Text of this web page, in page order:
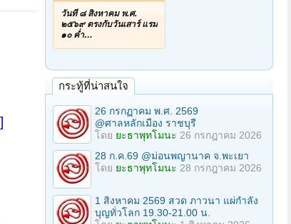
วันที่ ๘ สิงหาคม พ.ศ.
๒๕๖๙ ตรงกับวันเสาร์ แรม
๑๐ ค่ำ…
กระทู้ที่น่าสนใจ
26 กรกฏาคม พ.ศ. 2569
@ศาลหลักเมือง ราชบุรี
โดย ยะธาพุทโมนะ 26 กรกฎาคม 2026
28 ก.ค.69 @ม่อนพญานาค จ.พะเยา
โดย ยะธาพุทโมนะ 28 กรกฎาคม 2026
1 สิงหาคม 2569 สวด ภาวนา แผ่กำลัง
บุญทั่วโลก 19.30-21.00 น.